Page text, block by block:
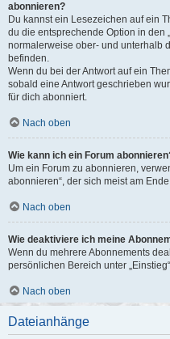
abonnieren?
Du kannst ein Lesezeichen auf ein
du die entsprechende Option in den
normalerweise ober- und unterhalb
befinden.
Wenn du bei der Antwort auf ein
sobald eine Antwort geschrieben
für dich abonniert.
Nach oben
Wie kann ich ein Forum
Um ein Forum zu abonnieren,
abonnieren“, der sich meist am
Nach oben
Wie deaktiviere ich meine
Wenn du mehrere Abonnements
persönlichen Bereich unter
Nach oben
Dateianhänge